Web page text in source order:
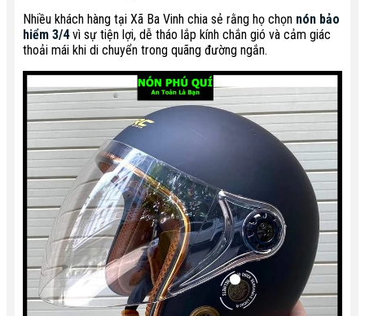
Nhiều khách hàng tại Xã Ba Vinh chia sẻ rằng họ chọn nón bảo
hiểm 3/4vì sự tiện lợi, dễ tháo lắp kính chắn gió và cảm giác
thoải mái khi di chuyển trong quãng đường ngắn.